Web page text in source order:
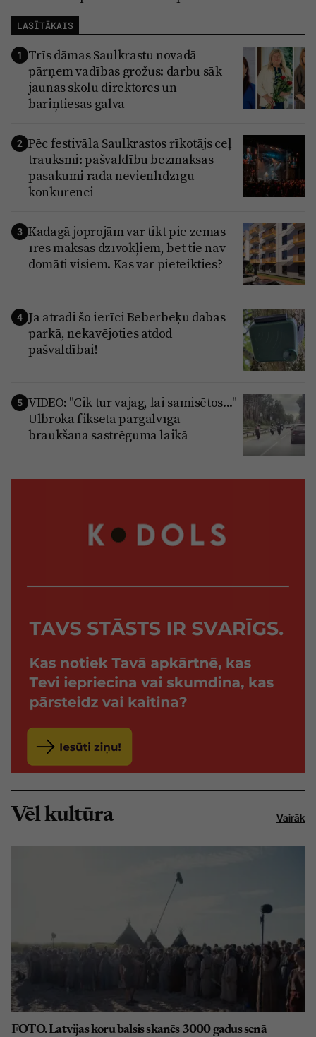
Jūrmala
Privātuma politika
Lietošanas noteikumi
Pārredzamības paziņojumi
Sludinājumi
LASĪTĀKAIS
1 Trīs dāmas Saulkrastu novadā
pārņem vadības grožus: darbu sāk
jaunas skolu direktores un
bāriņtiesas galva
2 Pēc festivāla Saulkrastos rīkotājs ceļ
trauksmi: pašvaldību bezmaksas
pasākumi rada nevienlīdzīgu
konkurenci
3 Kadagā joprojām var tikt pie zemas
īres maksas dzīvokļiem, bet tie nav
domāti visiem. Kas var pieteikties?
4 Ja atradi šo ierīci Beberbeķu dabas
parkā, nekavējoties atdod
pašvaldībai!
5 VIDEO: "Cik tur vajag, lai samisētos..."
Ulbrokā fiksēta pārgalvīga
braukšana sastrēguma laikā
Vēl kultūra Vairāk
FOTO. Latvijas koru balsis skanēs 3000 gadus senā